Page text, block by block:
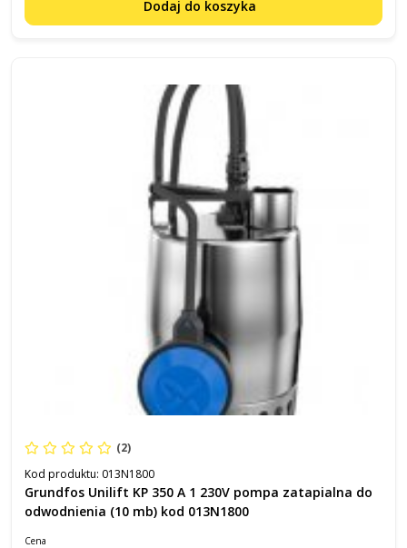
Dodaj do koszyka
(2)
Kod produktu: 013N1800
Grundfos Unilift KP 350 A 1 230V pompa zatapialna do
odwodnienia (10 mb) kod 013N1800
Cena